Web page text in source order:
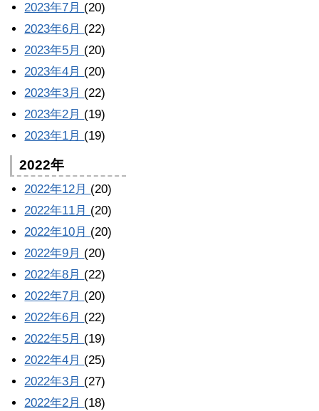
2023年7月 (20)
2023年6月 (22)
2023年5月 (20)
2023年4月 (20)
2023年3月 (22)
2023年2月 (19)
2023年1月 (19)
2022年
2022年12月 (20)
2022年11月 (20)
2022年10月 (20)
2022年9月 (20)
2022年8月 (22)
2022年7月 (20)
2022年6月 (22)
2022年5月 (19)
2022年4月 (25)
2022年3月 (27)
2022年2月 (18)